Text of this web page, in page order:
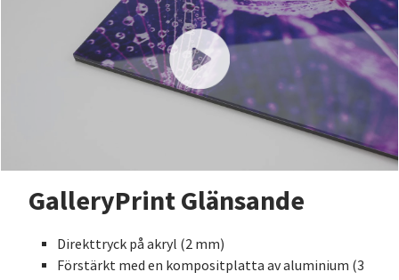
GalleryPrint Glänsande
Direkttryck på akryl (2 mm)
Förstärkt med en kompositplatta av aluminium (3